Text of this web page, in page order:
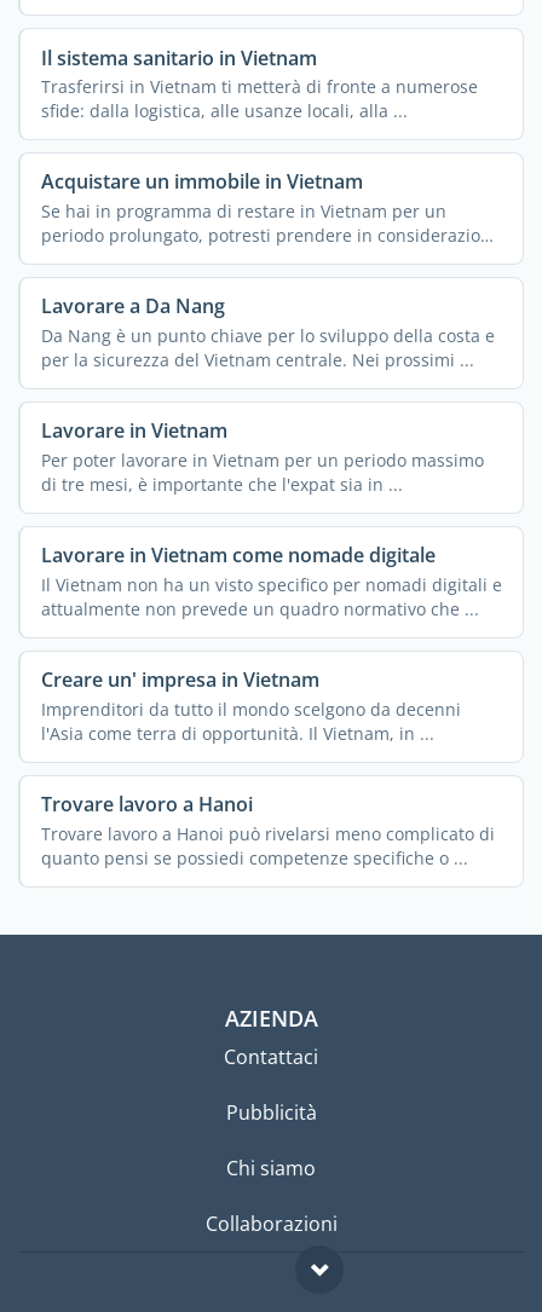
Il sistema sanitario in Vietnam
Trasferirsi in Vietnam ti metterà di fronte a numerose
sfide: dalla logistica, alle usanze locali, alla ...
Acquistare un immobile in Vietnam
Se hai in programma di restare in Vietnam per un
periodo prolungato, potresti prendere in considerazione
...
Lavorare a Da Nang
Da Nang è un punto chiave per lo sviluppo della costa e
per la sicurezza del Vietnam centrale. Nei prossimi ...
Lavorare in Vietnam
Per poter lavorare in Vietnam per un periodo massimo
di tre mesi, è importante che l'expat sia in ...
Lavorare in Vietnam come nomade digitale
Il Vietnam non ha un visto specifico per nomadi digitali e
attualmente non prevede un quadro normativo che ...
Creare un' impresa in Vietnam
Imprenditori da tutto il mondo scelgono da decenni
l'Asia come terra di opportunità. Il Vietnam, in ...
Trovare lavoro a Hanoi
Trovare lavoro a Hanoi può rivelarsi meno complicato di
quanto pensi se possiedi competenze specifiche o ...
AZIENDA
Contattaci
Pubblicità
Chi siamo
Collaborazioni